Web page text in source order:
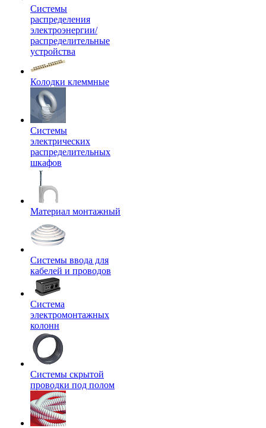
Системы
распределения
электроэнергии/
распределительные
устройства
Колодки клеммные
Системы
электрических
распределительных
шкафов
Материал монтажный
Системы ввода для
кабелей и проводов
Система
электромонтажных
колонн
Системы скрытой
проводки под полом